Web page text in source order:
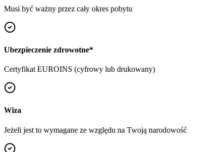
Musi być ważny przez cały okres pobytu
Ubezpieczenie zdrowotne*
Certyfikat EUROINS (cyfrowy lub drukowany)
Wiza
Jeżeli jest to wymagane ze względu na Twoją narodowość